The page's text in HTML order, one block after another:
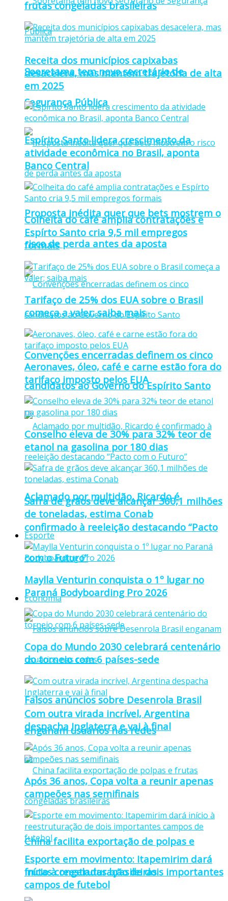
Sooretama tem novo secretário de
Segurança Pública
Proposta inédita quer que bets mostrem o
risco de perda antes da aposta
Convenções encerradas definem os cinco
candidatos ao Governo do Espírito Santo
Aclamado por multidão, Ricardo é
confirmado à reeleição destacando “Pacto
com o Futuro”
Economia
Falsos anúncios sobre Desenrola Brasil
enganam usuários nas redes
China facilita exportação de polpas e
frutas congeladas brasileiras
frutas congeladas brasileiras
Receita dos municípios capixabas
desacelera, mas mantém trajetória de alta
em 2025
Espírito Santo lidera crescimento da
atividade econômica no Brasil, aponta
Banco Central
Colheita do café amplia contratações e
Espírto Santo cria 9,5 mil empregos
formais
Tarifaço de 25% dos EUA sobre o Brasil
começa a valer; saiba mais
Aeronaves, óleo, café e carne estão fora do
tarifaço imposto pelos EUA
Conselho eleva de 30% para 32% teor de
etanol na gasolina por 180 dias
Safra de grãos deve alcançar 360,1 milhões
de toneladas, estima Conab
Esporte
Maylla Venturin conquista o 1º lugar no
Paraná Bodyboarding Pro 2026
Copa do Mundo 2030 celebrará centenário
do torneio com 6 países-sede
Com outra virada incrível, Argentina
despacha Inglaterra e vai à final
Após 36 anos, Copa volta a reunir apenas
campeões nas semifinais
Esporte em movimento: Itapemirim dará
início à reestruturação de dois importantes
campos de futebol